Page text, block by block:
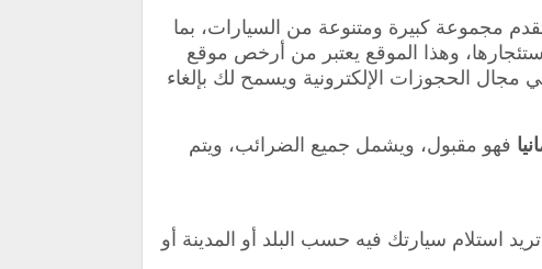
مجموعة كبيرة ومتنوعة من السيارات، بما
وهذا الموقع يعتبر من أرخص موقع
مجال الحجوزات الإلكترونية ويسمح لك بإلغاء
فهو مقبول، ويشمل جميع الضرائب، ويتم
استلام سيارتك فيه حسب البلد أو المدينة أو